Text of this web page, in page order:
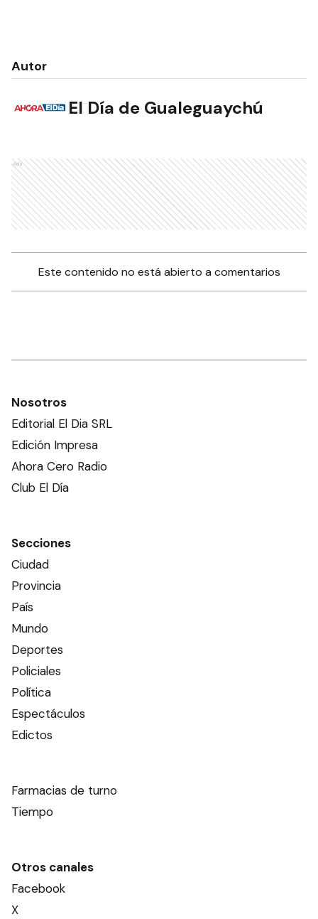
Autor
El Día de Gualeguaychú
Ads
Este contenido no está abierto a comentarios
Nosotros
Editorial El Dia SRL
Edición Impresa
Ahora Cero Radio
Club El Día
Secciones
Ciudad
Provincia
País
Mundo
Deportes
Policiales
Política
Espectáculos
Edictos
Farmacias de turno
Tiempo
Otros canales
Facebook
X